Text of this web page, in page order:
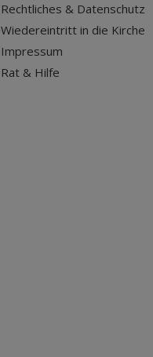
Rechtliches & Datenschutz
Wiedereintritt in die Kirche
Impressum
Rat & Hilfe